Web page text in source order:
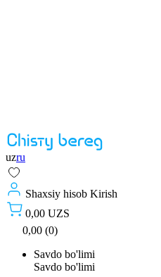
uzru
Shaxsiy hisob Kirish
0,00 UZS
0,00 (0)
Savdo bo'limi
Savdo bo'limi